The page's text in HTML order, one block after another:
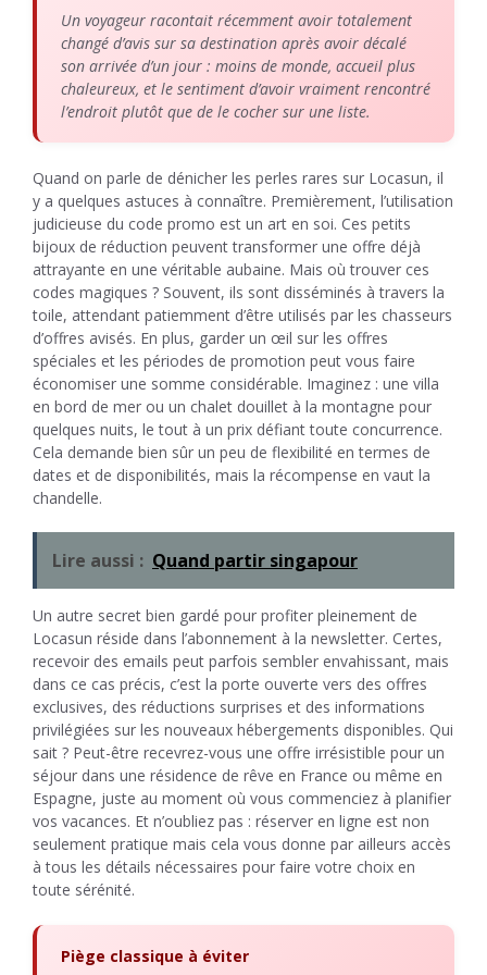
Un voyageur racontait récemment avoir totalement
changé d’avis sur sa destination après avoir décalé
son arrivée d’un jour : moins de monde, accueil plus
chaleureux, et le sentiment d’avoir vraiment rencontré
l’endroit plutôt que de le cocher sur une liste.
Quand on parle de dénicher les perles rares sur Locasun, il
y a quelques astuces à connaître. Premièrement, l’utilisation
judicieuse du code promo est un art en soi. Ces petits
bijoux de réduction peuvent transformer une offre déjà
attrayante en une véritable aubaine. Mais où trouver ces
codes magiques ? Souvent, ils sont disséminés à travers la
toile, attendant patiemment d’être utilisés par les chasseurs
d’offres avisés. En plus, garder un œil sur les offres
spéciales et les périodes de promotion peut vous faire
économiser une somme considérable. Imaginez : une villa
en bord de mer ou un chalet douillet à la montagne pour
quelques nuits, le tout à un prix défiant toute concurrence.
Cela demande bien sûr un peu de flexibilité en termes de
dates et de disponibilités, mais la récompense en vaut la
chandelle.
Lire aussi : Quand partir singapour
Un autre secret bien gardé pour profiter pleinement de
Locasun réside dans l’abonnement à la newsletter. Certes,
recevoir des emails peut parfois sembler envahissant, mais
dans ce cas précis, c’est la porte ouverte vers des offres
exclusives, des réductions surprises et des informations
privilégiées sur les nouveaux hébergements disponibles. Qui
sait ? Peut-être recevrez-vous une offre irrésistible pour un
séjour dans une résidence de rêve en France ou même en
Espagne, juste au moment où vous commenciez à planifier
vos vacances. Et n’oubliez pas : réserver en ligne est non
seulement pratique mais cela vous donne par ailleurs accès
à tous les détails nécessaires pour faire votre choix en
toute sérénité.
Piège classique à éviter